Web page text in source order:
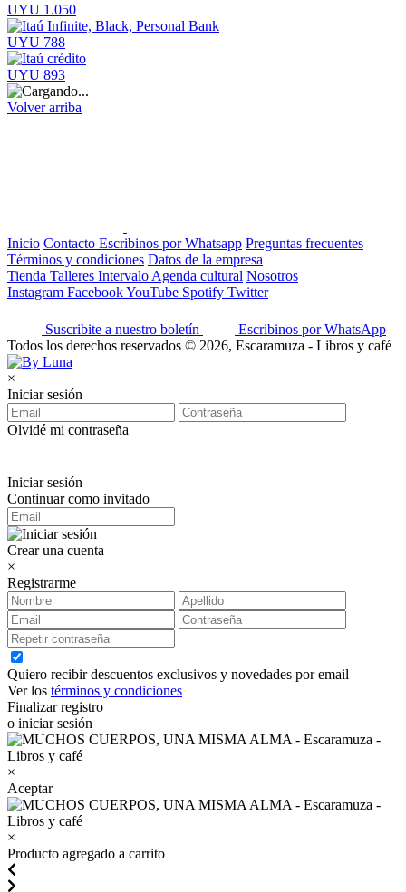
UYU 1.050
UYU 788
UYU 893
Volver arriba
Inicio Contacto Escribinos por Whatsapp Preguntas frecuentes
Términos y condiciones Datos de la empresa
Tienda Talleres Intervalo Agenda cultural Nosotros
Instagram FacebookYouTube Spotify Twitter
Suscribite a nuestro boletín
Escribinos por WhatsApp
Todos los derechos reservados © 2026, Escaramuza - Libros y café
×
Iniciar sesión
Olvidé mi contraseña
Iniciar sesión
Continuar como invitado
Crear una cuenta
×
Registrarme
Quiero recibir descuentos exclusivos y novedades por email
Ver los términos y condiciones
Finalizar registro
o iniciar sesión
×
Aceptar
×
Producto agregado a carrito